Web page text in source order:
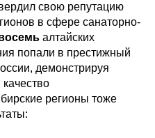
свою репутацию
в сфере санаторно-
алтайских
попали в престижный
демонстрируя
регионы тоже